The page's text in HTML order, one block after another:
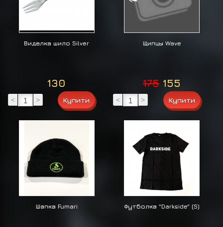
Виделка шило Silver
130
< >
Щипцы Wave
175 155
< >
Шапка Fumari Футболка "Darkside" (S)